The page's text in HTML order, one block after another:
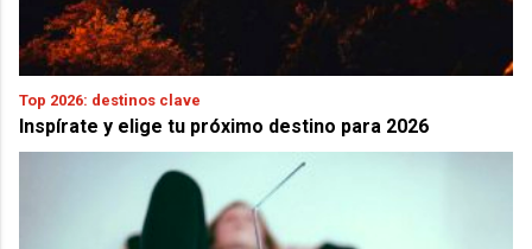
Top 2026: destinos clave
Inspírate y elige tu próximo destino para 2026